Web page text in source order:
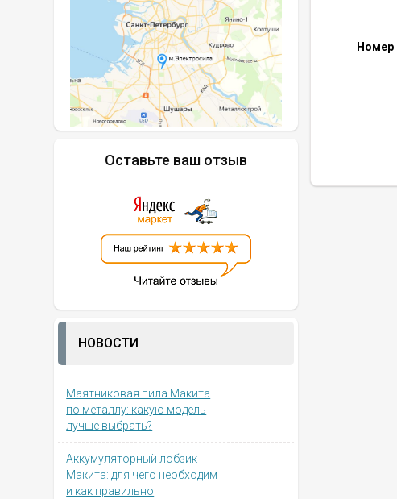
Оставьте ваш отзыв
НОВОСТИ
Маятниковая пила Макита
по металлу: какую модель
лучше выбрать?
Аккумуляторный лобзик
Макита: для чего необходим
и как правильно
Номер